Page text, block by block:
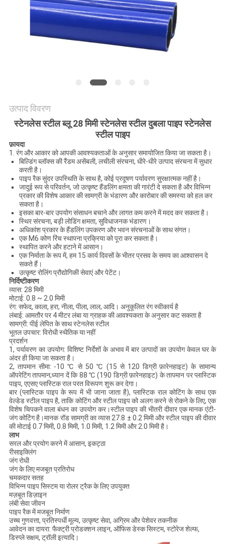
PRIVACY
POLICY
उत्पाद विवरण
स्टेनलेस स्टील ब्लू 28 मिमी स्टेनलेस स्टील दुबला पाइप स्टेनलेस
स्टील पाइप
फ़ायदा
1. रंग और आकार को आपकी आवश्यकताओं के अनुसार समायोजित किया जा सकता है।
बिल्डिंग ब्लॉक्स की रैंडम असेंबली, लचीली संरचना, धीरे-धीरे उत्पाद संरचना में सुधार
करती है।
पाइप रैक सुंदर उपस्थिति के साथ है, कोई प्रदूषण पर्यावरण सुरक्षात्मक नहीं है।
जादुई रूप से परिवर्तन, जो उत्कृष्ट हैंडलिंग क्षमता की गारंटी दे सकता है और विभिन्न
प्रकार की विशेष आकार की सामग्री के भंडारण और कारोबार की समस्या को हल कर
सकता है।
इसका बार-बार उपयोग संसाधन बचाने और लागत कम करने में मदद कर सकता है।
स्थिर संरचना, बड़ी लोडिंग क्षमता, सुविधाजनक भंडारण।
अधिकांश प्रकार के हैंडलिंग उपकरण और भवन संरचनाओं के साथ संगत।
एक M6 कोण रिंच स्थापना प्रक्रिया को पूरा कर सकता है।
स्थापित करने और हटाने में आसान।
एक निर्माता के रूप में, हम 15 कार्य दिवसों के भीतर प्रसव के समय का आश्वासन दे
सकते हैं।
उत्कृष्ट रोलिंग प्रौद्योगिकी सेवाएं और पेटेंट।
निर्दिष्टीकरण
व्यास: 28 मिमी
मोटाई: 0.8 ~ 2.0 मिमी
रंग: सफेद, काला, हरा, नीला, पीला, लाल, आदि। अनुकूलित रंग स्वीकार्य है
लंबाई: आमतौर पर 4 मीटर लंबा या ग्राहक की आवश्यकता के अनुसार कट सकता है
सामग्री: पीई लेपित के साथ स्टेनलेस स्टील
भूतल उपचार: विरोधी स्थैतिक या नहीं
प्रदर्शन
1, पर्यावरण का उपयोग: विशिष्ट निर्देशों के अभाव में बार उत्पादों का उपयोग केवल घर के
अंदर ही किया जा सकता है।
2, तापमान सीमा: -10 ℃ से 50 ℃ (15 से 120 डिग्री फ़ारेनहाइट) के सामान्य
ऑपरेटिंग तापमान;ध्यान दें कि 88 ℃ (190 डिग्री फ़ारेनहाइट) के तापमान पर प्लास्टिक
पाइप, एएसए प्लास्टिक राल परत विरूपण शुरू कर देगा।
बार (प्लास्टिक पाइप के रूप में भी जाना जाता है), प्लास्टिक राल कोटिंग के साथ एक
वेल्डेड स्टील पाइप है, ताकि कोटिंग और स्टील पाइप को अलग करने से रोकने के लिए, एक
विशेष चिपकने वाला बंधन का उपयोग कर।स्टील पाइप की भीतरी दीवार एक मानक एंटी-
जंग कोटिंग है।मानक रॉड सामग्री का व्यास 27.8 ± 0.2 मिमी और स्टील पाइप की दीवार
की मोटाई 0.7 मिमी, 0.8 मिमी, 1.0 मिमी, 1.2 मिमी और 2.0 मिमी है।
लाभ
सरल और प्रयोग करने में आसान, इकट्ठा
रीसाइक्लिंग
जंग रोधी
जंग के लिए मजबूत प्रतिरोध
चमकदार सतह
विभिन्न पाइप सिस्टम या रोलर ट्रैक के लिए उपयुक्त
मज़बूत डिज़ाइन
लंबी सेवा जीवन
पाइप रैक में मजबूत निर्माण
उच्च गुणवत्ता, प्रतिस्पर्धी मूल्य, उत्कृष्ट सेवा, अग्रिम और पेशेवर तकनीक
आवेदन का दायरा: फैक्ट्री प्रोडक्शन लाइन, ऑफिस डेस्क सिस्टम, स्टोरेज शेल्फ,
डिस्प्ले सक्षम, ट्रॉली इत्यादि।